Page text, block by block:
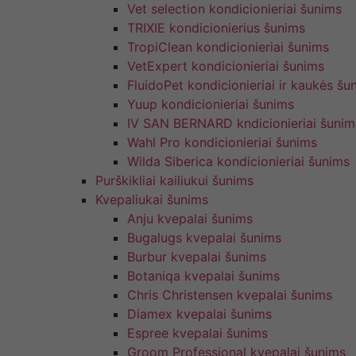
Vet selection kondicionieriai šunims
TRIXIE kondicionierius šunims
TropiClean kondicionieriai šunims
VetExpert kondicionieriai šunims
FluidoPet kondicionieriai ir kaukės
Yuup kondicionieriai šunims
IV SAN BERNARD kndicionieriai
Wahl Pro kondicionieriai šunims
Wilda Siberica kondicionieriai šunims
Purškikliai kailiukui šunims
Kvepaliukai šunims
Anju kvepalai šunims
Bugalugs kvepalai šunims
Burbur kvepalai šunims
Botaniqa kvepalai šunims
Chris Christensen kvepalai šunims
Diamex kvepalai šunims
Espree kvepalai šunims
Groom Professional kvepalai šunims